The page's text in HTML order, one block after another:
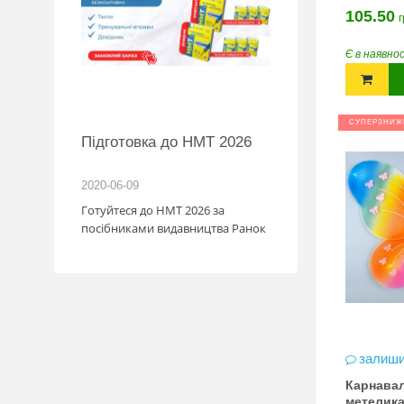
Підготовка до НМТ 2026
2020-06-09
Готуйтеся до НМТ 2026 за
посібниками видавництва Ранок
2026-06-18
105.50
Є в